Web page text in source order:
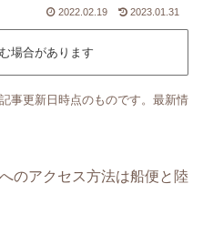
2022.02.19 2023.01.31
場合があります
事更新日時点のものです。最新情
のアクセス方法は船便と陸